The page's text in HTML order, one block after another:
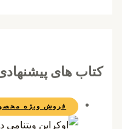
کتاب های پیشنهادی
فروش ویژه محصول